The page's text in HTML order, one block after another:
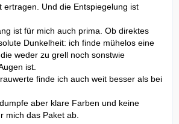
ertragen. Und die Entspiegelung ist
ist für mich auch prima. Ob direktes
Dunkelheit: ich finde mühelos eine
weder zu grell noch sonstwie
ist.
finde ich auch weit besser als bei
aber klare Farben und keine
mich das Paket ab.